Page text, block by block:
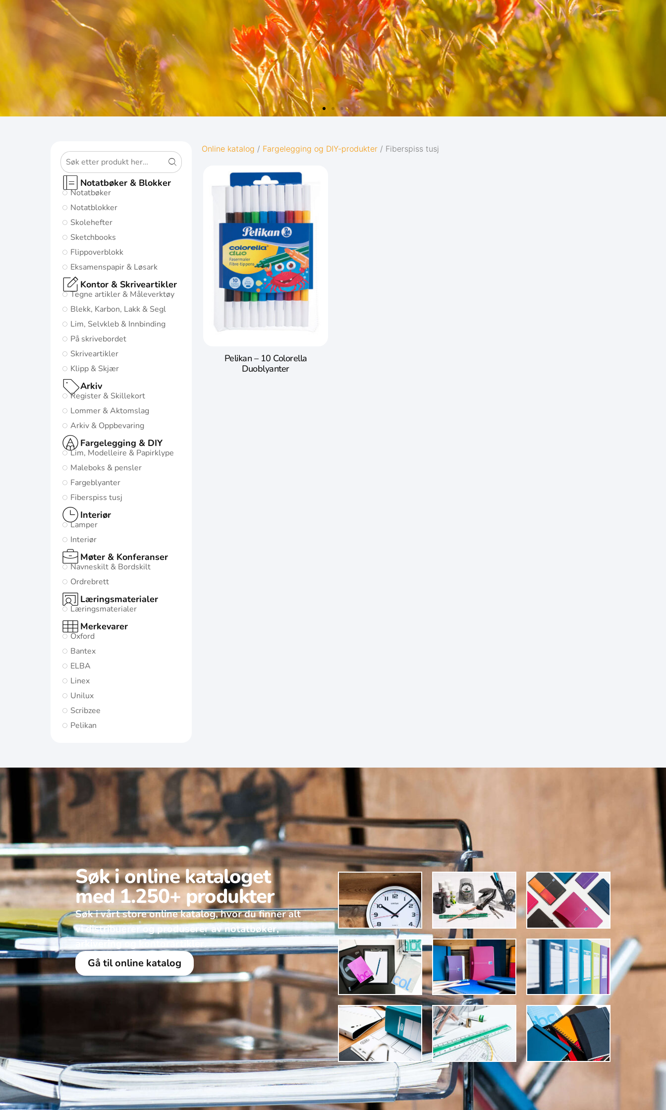
OXFORD
ORIGINS
Gi notatene
mulige starten i
livet:
Diskré og
minimalistisk
design
naturinspirerte
farger med
Oxford
Origins
Notatbøker & Blokker
Notatbøker
Notatblokker
Skolehefter
Sketchbooks
Flippoverblokk
Eksamenspapir & Løsark
Kontor & Skriveartikler
Tegne artikler & Måleverktøy
Blekk, Karbon, Lakk & Segl
Lim, Selvkleb & Innbinding
På skrivebordet
Skriveartikler
Klipp & Skjær
Arkiv
Register & Skillekort
Lommer & Aktomslag
Arkiv & Oppbevaring
Fargelegging & DIY
Lim, Modelleire & Papirklype
Maleboks & pensler
Fargeblyanter
Fiberspiss tusj
Interiør
Lamper
Interiør
Møter & Konferanser
Navneskilt & Bordskilt
Ordrebrett
Læringsmaterialer
Læringsmaterialer
Merkevarer
Oxford
Bantex
ELBA
Linex
Unilux
Scribzee
Pelikan
Online katalog / Fargelegging og DIY-produkter / Fiberspiss tusj
Pelikan – 10 Colorella
Duoblyanter
Søk i online kataloget
med 1.250+ produkter
Søk i vårt store online katalog, hvor du finner alt
vi distribuerer og produserer av notatbøker,
arkivering og kontorartikler.
Gå til online katalog